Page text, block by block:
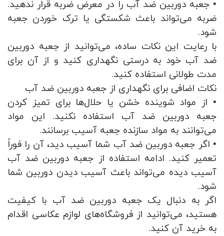
• جعبه دوربین ضد آب را در معرض ضربه قرار ندهید.
ضربه می‌تواند باعث شکستگی یا ترک خوردن جعبه
شود.
با رعایت این نکات ساده، می‌توانید از جعبه دوربین
ضد آب خود به درستی نگهداری کنید و از آن برای
مدت طولانی استفاده کنید.
نکات اضافی برای نگهداری از جعبه دوربین ضد آب
• از مواد شوینده خشن یا حلال‌ها برای تمیز کردن
جعبه دوربین ضد آب استفاده نکنید. این مواد
می‌توانند به مواد سازنده جعبه آسیب برسانند.
• اگر جعبه دوربین ضد آب شما آسیب دید، آن را فوراً
تعمیر کنید. ادامه استفاده از جعبه دوربین ضد آب
آسیب دیده می‌تواند باعث آسیب دیدن دوربین شما
شود.
اگر به دنبال یک جعبه دوربین ضد آب با کیفیت
هستید، می‌توانید از فروشگاه‌های لوازم عکاسی اقدام
به خرید آن کنید.